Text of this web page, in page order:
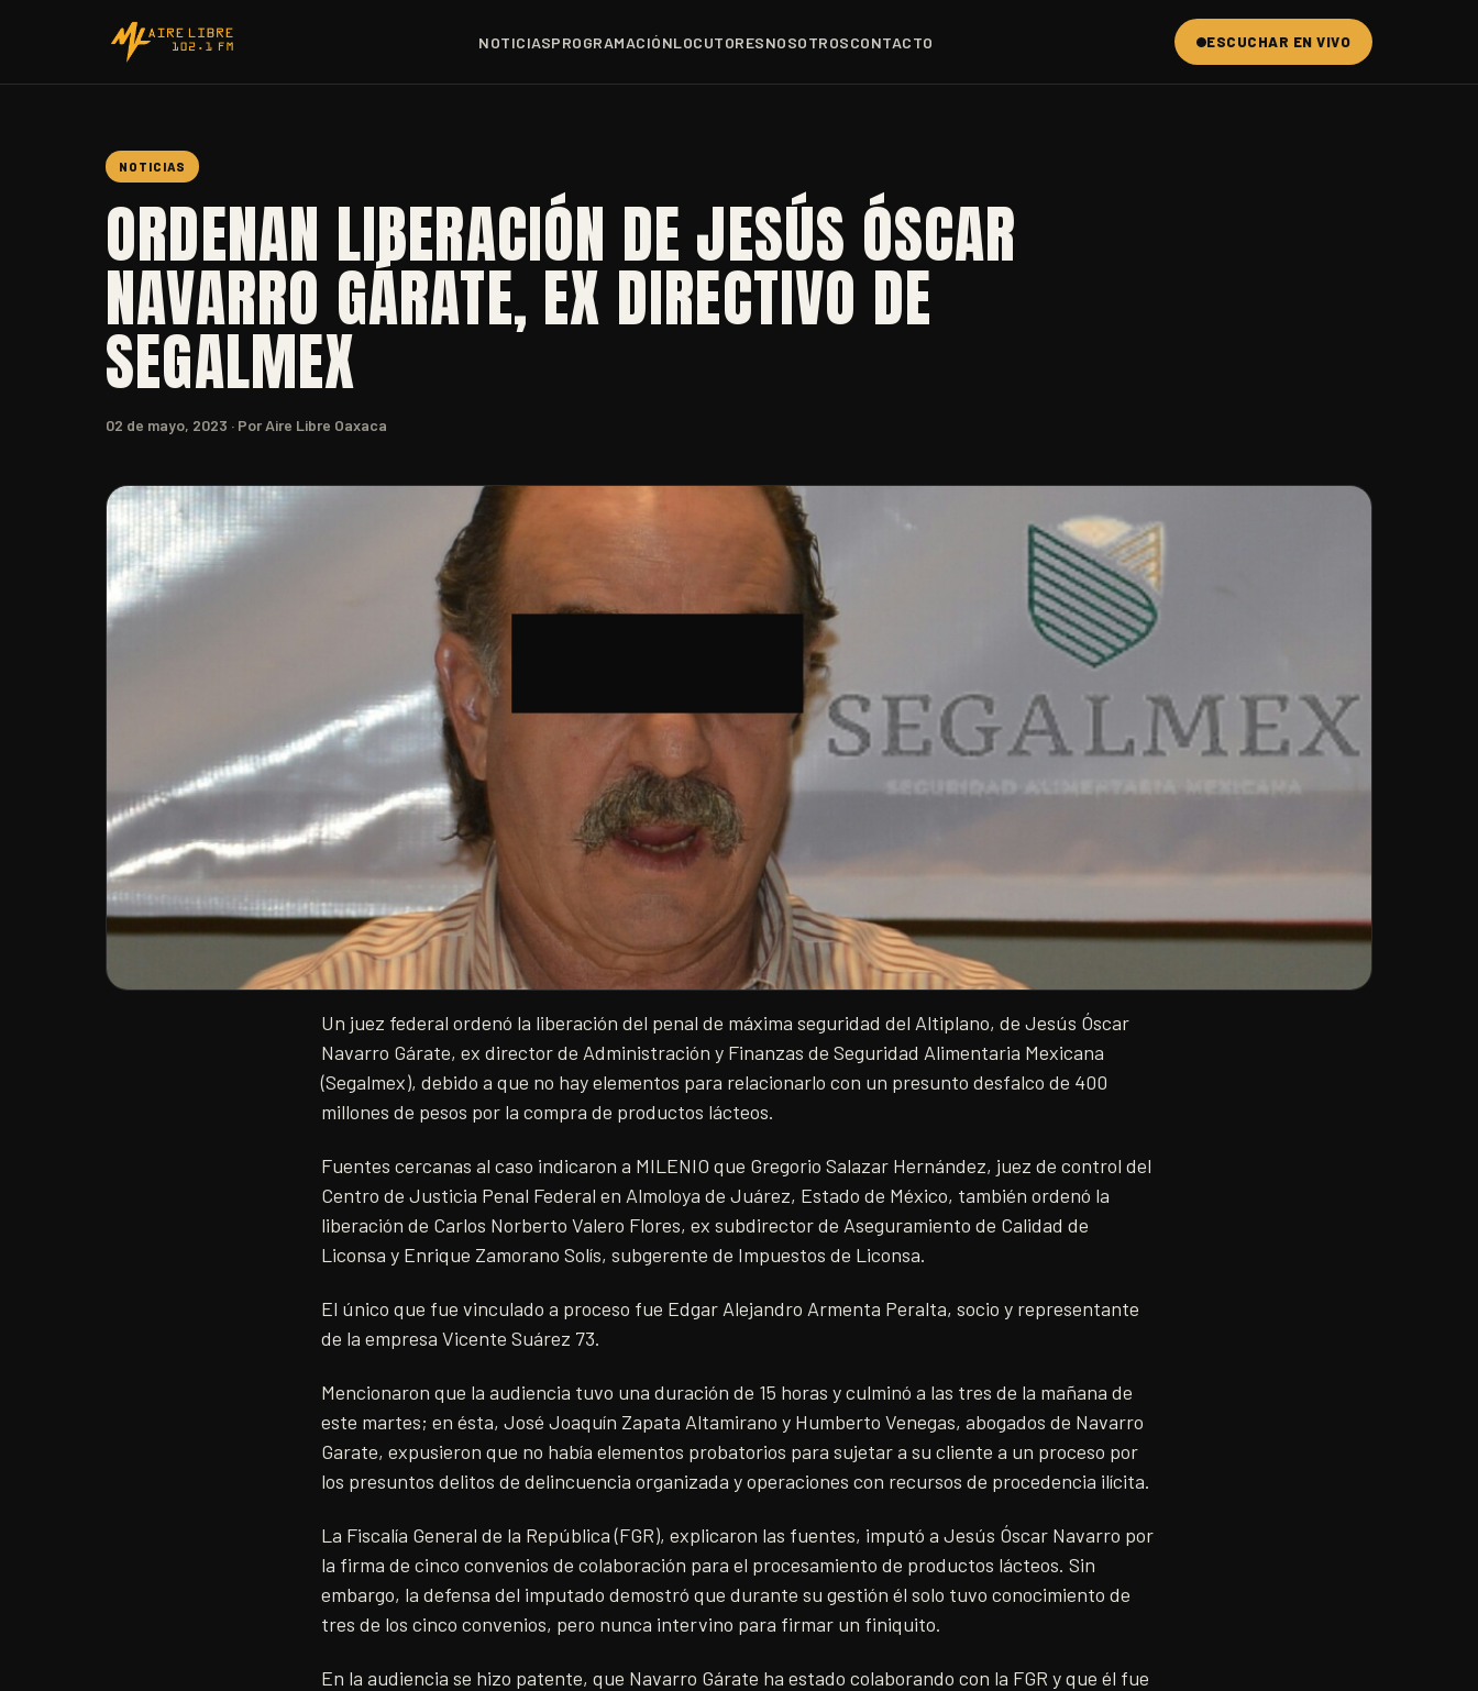
NOTICIASPROGRAMACIÓNLOCUTORESNOSOTROSCONTACTO ESCUCHAR EN VIVO
NOTICIAS
ORDENAN LIBERACIÓN DE JESÚS ÓSCAR
NAVARRO GÁRATE, EX DIRECTIVO DE
SEGALMEX
02 de mayo, 2023 · Por Aire Libre Oaxaca
Un juez federal ordenó la liberación del penal de máxima seguridad del Altiplano, de Jesús Óscar
Navarro Gárate, ex director de Administración y Finanzas de Seguridad Alimentaria Mexicana
(Segalmex), debido a que no hay elementos para relacionarlo con un presunto desfalco de 400
millones de pesos por la compra de productos lácteos.
Fuentes cercanas al caso indicaron a MILENIO que Gregorio Salazar Hernández, juez de control del
Centro de Justicia Penal Federal en Almoloya de Juárez, Estado de México, también ordenó la
liberación de Carlos Norberto Valero Flores, ex subdirector de Aseguramiento de Calidad de
Liconsa y Enrique Zamorano Solís, subgerente de Impuestos de Liconsa.
El único que fue vinculado a proceso fue Edgar Alejandro Armenta Peralta, socio y representante
de la empresa Vicente Suárez 73.
Mencionaron que la audiencia tuvo una duración de 15 horas y culminó a las tres de la mañana de
este martes; en ésta, José Joaquín Zapata Altamirano y Humberto Venegas, abogados de Navarro
Garate, expusieron que no había elementos probatorios para sujetar a su cliente a un proceso por
los presuntos delitos de delincuencia organizada y operaciones con recursos de procedencia ilícita.
La Fiscalía General de la República (FGR), explicaron las fuentes, imputó a Jesús Óscar Navarro por
la firma de cinco convenios de colaboración para el procesamiento de productos lácteos. Sin
embargo, la defensa del imputado demostró que durante su gestión él solo tuvo conocimiento de
tres de los cinco convenios, pero nunca intervino para firmar un finiquito.
En la audiencia se hizo patente, que Navarro Gárate ha estado colaborando con la FGR y que él fue